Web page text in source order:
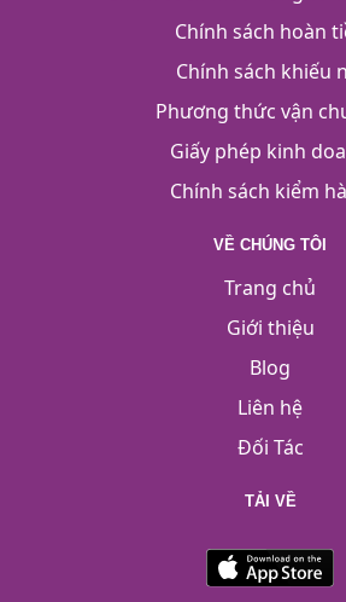
Chính sách hoàn
Chính sách khiếu
Phương thức vận
Giấy phép kinh
Chính sách kiểm
VỀ CHÚNG TÔI
Trang chủ
Giới thiệu
Blog
Liên hệ
Đối Tác
TẢI VỀ